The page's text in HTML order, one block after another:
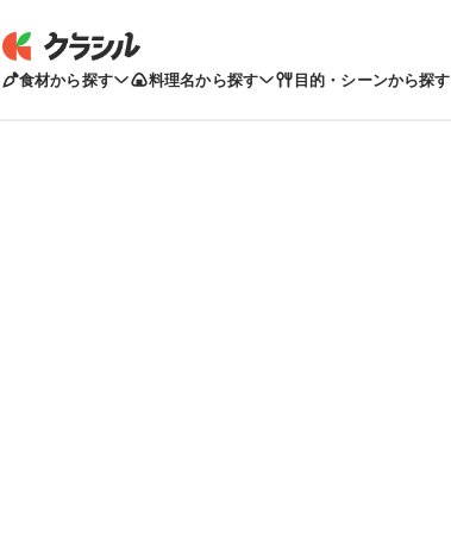
食材から探す 料理名から探す 目的・シーンから探す